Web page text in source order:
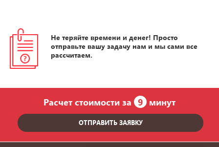
Не теряйте времени и денег! Просто
отправьте вашу задачу нам и мы сами все
рассчитаем.
Расчет стоимости за 9 минут
ОТПРАВИТЬ ЗАЯВКУ